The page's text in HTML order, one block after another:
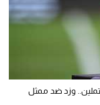
وزد ضد ممثل